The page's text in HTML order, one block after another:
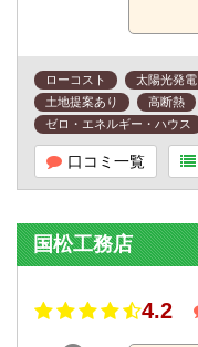
ローコスト 太陽光発電
土地提案あり
高断熱
ゼロ・エネルギー・ハウス
口コミ一覧
国松工務店
4.2